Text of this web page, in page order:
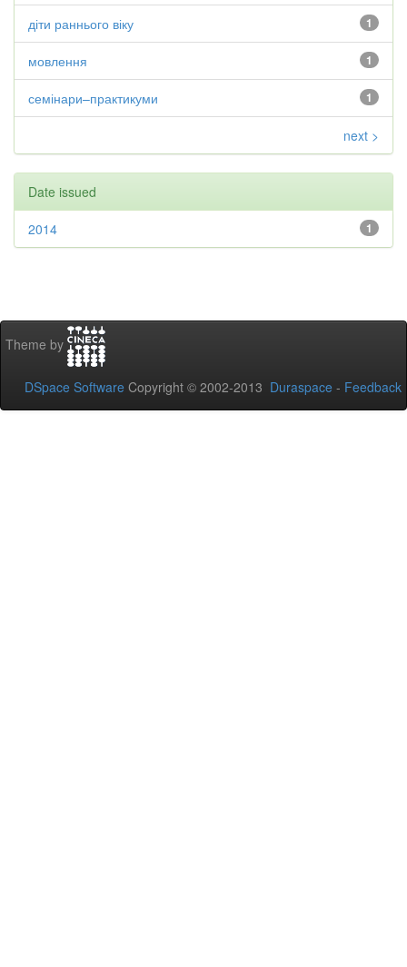
1
діти раннього віку
1
мовлення
1
семінари–практикуми
next >
Date issued
1
2014
Theme by
DSpace Software Copyright © 2002-2013 Duraspace - Feedback